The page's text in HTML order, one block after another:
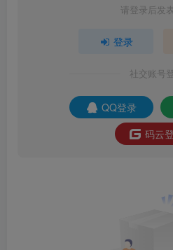
请登录后发
登录
社交账号
QQ登录
码云